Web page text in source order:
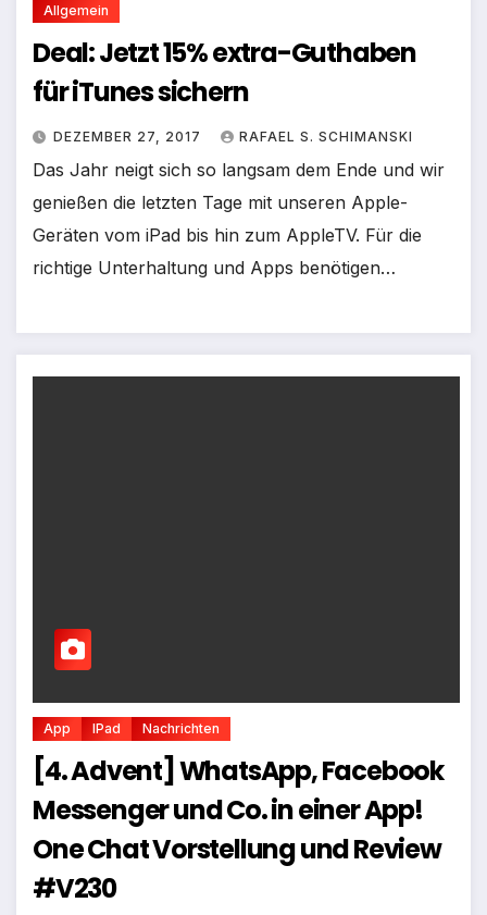
Allgemein
Deal: Jetzt 15% extra-Guthaben
für iTunes sichern
DEZEMBER 27, 2017 RAFAEL S. SCHIMANSKI
Das Jahr neigt sich so langsam dem Ende und wir
genießen die letzten Tage mit unseren Apple-
Geräten vom iPad bis hin zum AppleTV. Für die
richtige Unterhaltung und Apps benötigen…
App IPad Nachrichten
[4. Advent] WhatsApp, Facebook
Messenger und Co. in einer App!
One Chat Vorstellung und Review
#V230